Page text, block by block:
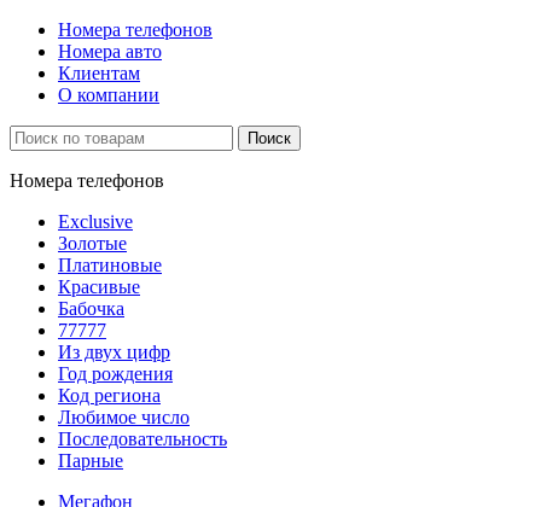
Номера телефонов
Номера авто
Клиентам
О компании
Поиск
Номера телефонов
Exclusive
Золотые
Платиновые
Красивые
Бабочка
77777
Из двух цифр
Год рождения
Код региона
Любимое число
Последовательность
Парные
Мегафон